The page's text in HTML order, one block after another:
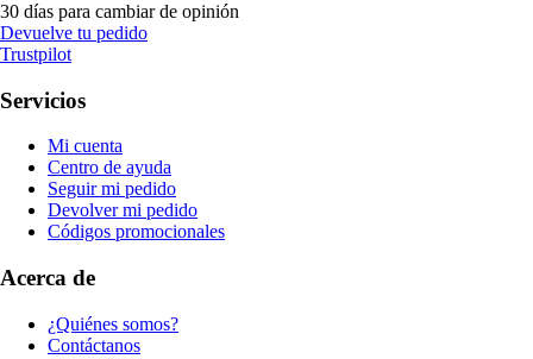
30 días para cambiar de opinión
Devuelve tu pedido
Trustpilot
Servicios
Mi cuenta
Centro de ayuda
Seguir mi pedido
Devolver mi pedido
Códigos promocionales
Acerca de
¿Quiénes somos?
Contáctanos